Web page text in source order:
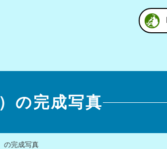
の完成写真
の完成写真